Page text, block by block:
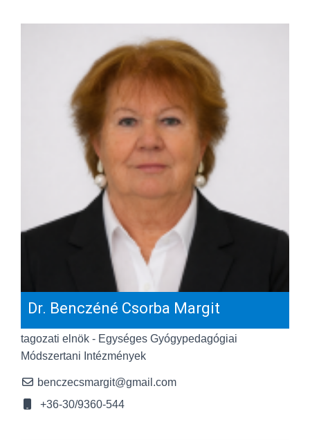
Dr. Benczéné Csorba Margit
tagozati elnök - Egységes Gyógypedagógiai
Módszertani Intézmények
benczecsmargit@gmail.com
+36-30/9360-544